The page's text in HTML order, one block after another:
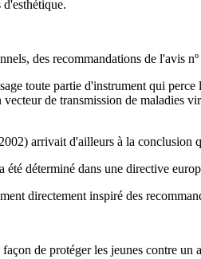
des recommandations de l'avis
toute partie d'instrument qui
de transmission de maladies
arrivait d'ailleurs à la conclusion
déterminé dans une directive
directement inspiré des
de protéger les jeunes contre